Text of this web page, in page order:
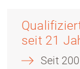
seit 21
Seit